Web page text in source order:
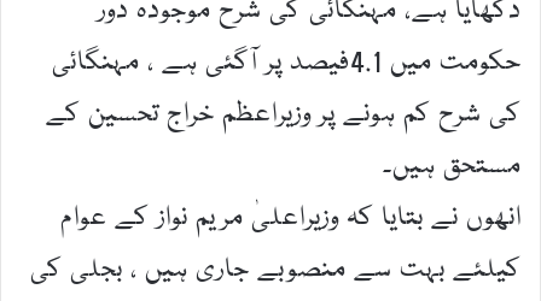
دکھایا ہے، مہنگائی کی شرح موجودہ دور
حکومت میں 4.1فیصد پر آگئی ہے ، مہنگائی
کی شرح کم ہونے پر وزیراعظم خراج تحسین کے
مستحق ہیں۔
انھوں نے بتایا کہ وزیراعلیٰ مریم نواز کے عوام
کیلئے بہت سے منصوبے جاری ہیں ، بجلی کی